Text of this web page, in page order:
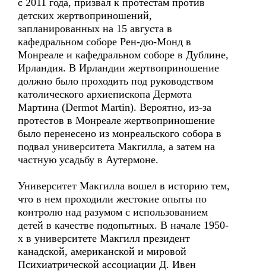
с 2011 года, призвал к протестам против
детских жертвоприношений,
запланированных на 15 августа в
кафедральном соборе Рен-дю-Монд в
Монреале и кафедральном соборе в Дублине,
Ирландия. В Ирландии жертвоприношение
должно было проходить под руководством
католического архиепископа Дермота
Мартина (Dermot Martin). Вероятно, из-за
протестов в Монреале жертвоприношение
было перенесено из монреальского собора в
подвал университета Макгилла, а затем на
частную усадьбу в Аутермоне.
Университет Макгилла вошел в историю тем,
что в нем проходили жестокие опыты по
контролю над разумом с использованием
детей в качестве подопытных. В начале 1950-
х в университете Макгилл президент
канадской, американской и мировой
Психиатрической ассоциации Д. Ивен